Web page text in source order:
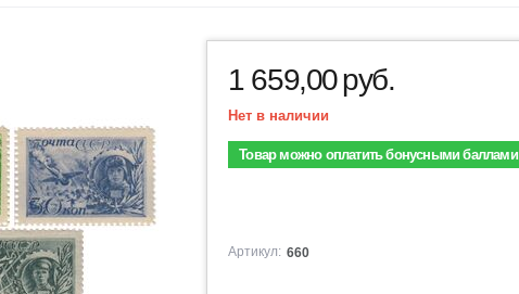
1 659,00руб.
Нет в наличии
Товар можно оплатить бонусными баллами
Артикул: 660